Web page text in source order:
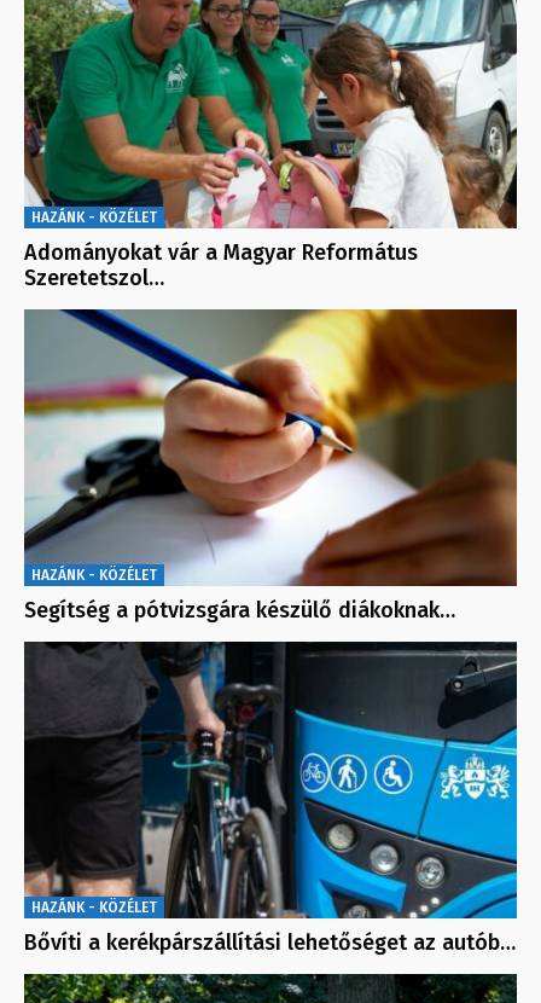
HAZÁNK - KÖZÉLET
Adományokat vár a Magyar Református
Szeretetszol…
HAZÁNK - KÖZÉLET
Segítség a pótvizsgára készülő diákoknak…
HAZÁNK - KÖZÉLET
Bővíti a kerékpárszállítási lehetőséget az autób…